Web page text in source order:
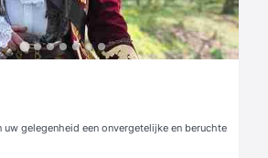
uw gelegenheid een onvergetelijke en beruchte